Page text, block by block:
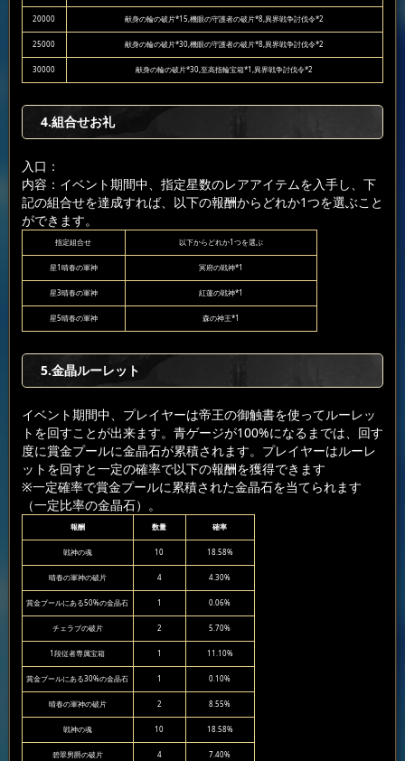
20000 献身の輪の破片*15,機眼の守護者の破片*8,異界戦争討伐令*2
25000 献身の輪の破片*30,機眼の守護者の破片*8,異界戦争討伐令*2
30000 献身の輪の破片*30,至高指輪宝箱*1,異界戦争討伐令*2
4.組合せお礼
入口：
内容：イベント期間中、指定星数のレアアイテムを入手し、下
記の組合せを達成すれば、以下の報酬からどれか1つを選ぶこと
ができます。
指定組合せ 以下からどれか1つを選ぶ
星1晴春の軍神 冥府の戦神*1
星3晴春の軍神 紅蓮の戦神*1
星5晴春の軍神 森の神王*1
5.金晶ルーレット
イベント期間中、プレイヤーは帝王の御触書を使ってルーレッ
トを回すことが出来ます。青ゲージが100%になるまでは、回す
度に賞金プールに金晶石が累積されます。プレイヤーはルーレ
ットを回すと一定の確率で以下の報酬を獲得できます
※一定確率で賞金プールに累積された金晶石を当てられます
（一定比率の金晶石）。
報酬 数量 確率
戦神の魂 10 18.58%
晴春の軍神の破片 4 4.30%
賞金プールにある50%の金晶石 1 0.06%
チェラブの破片 2 5.70%
1段従者専属宝箱 1 11.10%
賞金プールにある30%の金晶石 1 0.10%
晴春の軍神の破片 2 8.55%
戦神の魂 10 18.58%
碧翠男爵の破片 4 7.40%